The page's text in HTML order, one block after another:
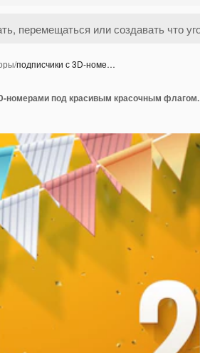
/подписчики с 3D-номе…
номерами под красивым красочным флагом.